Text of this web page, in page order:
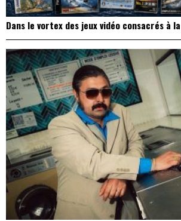
Dans le vortex des jeux vidéo consacrés à